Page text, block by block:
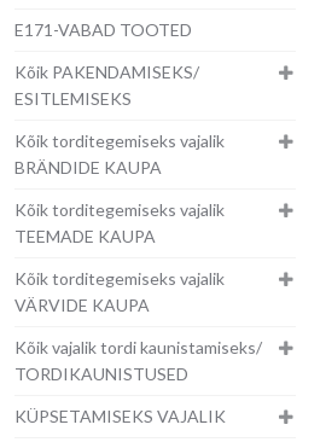
E171-VABAD TOOTED
Kõik PAKENDAMISEKS/
ESITLEMISEKS
Kõik torditegemiseks vajalik
BRÄNDIDE KAUPA
Kõik torditegemiseks vajalik
TEEMADE KAUPA
Kõik torditegemiseks vajalik
VÄRVIDE KAUPA
Kõik vajalik tordi kaunistamiseks/
TORDIKAUNISTUSED
KÜPSETAMISEKS VAJALIK